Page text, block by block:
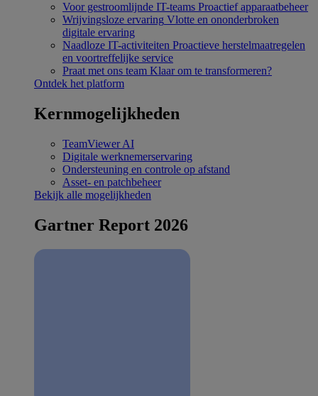
Voor gestroomlijnde IT-teams Proactief apparaatbeheer
Wrijvingsloze ervaring Vlotte en ononderbroken
digitale ervaring
Naadloze IT-activiteiten Proactieve herstelmaatregelen
en voortreffelijke service
Praat met ons team Klaar om te transformeren?
Ontdek het platform
Kernmogelijkheden
TeamViewer AI
Digitale werknemerservaring
Ondersteuning en controle op afstand
Asset- en patchbeheer
Bekijk alle mogelijkheden
Gartner Report 2026